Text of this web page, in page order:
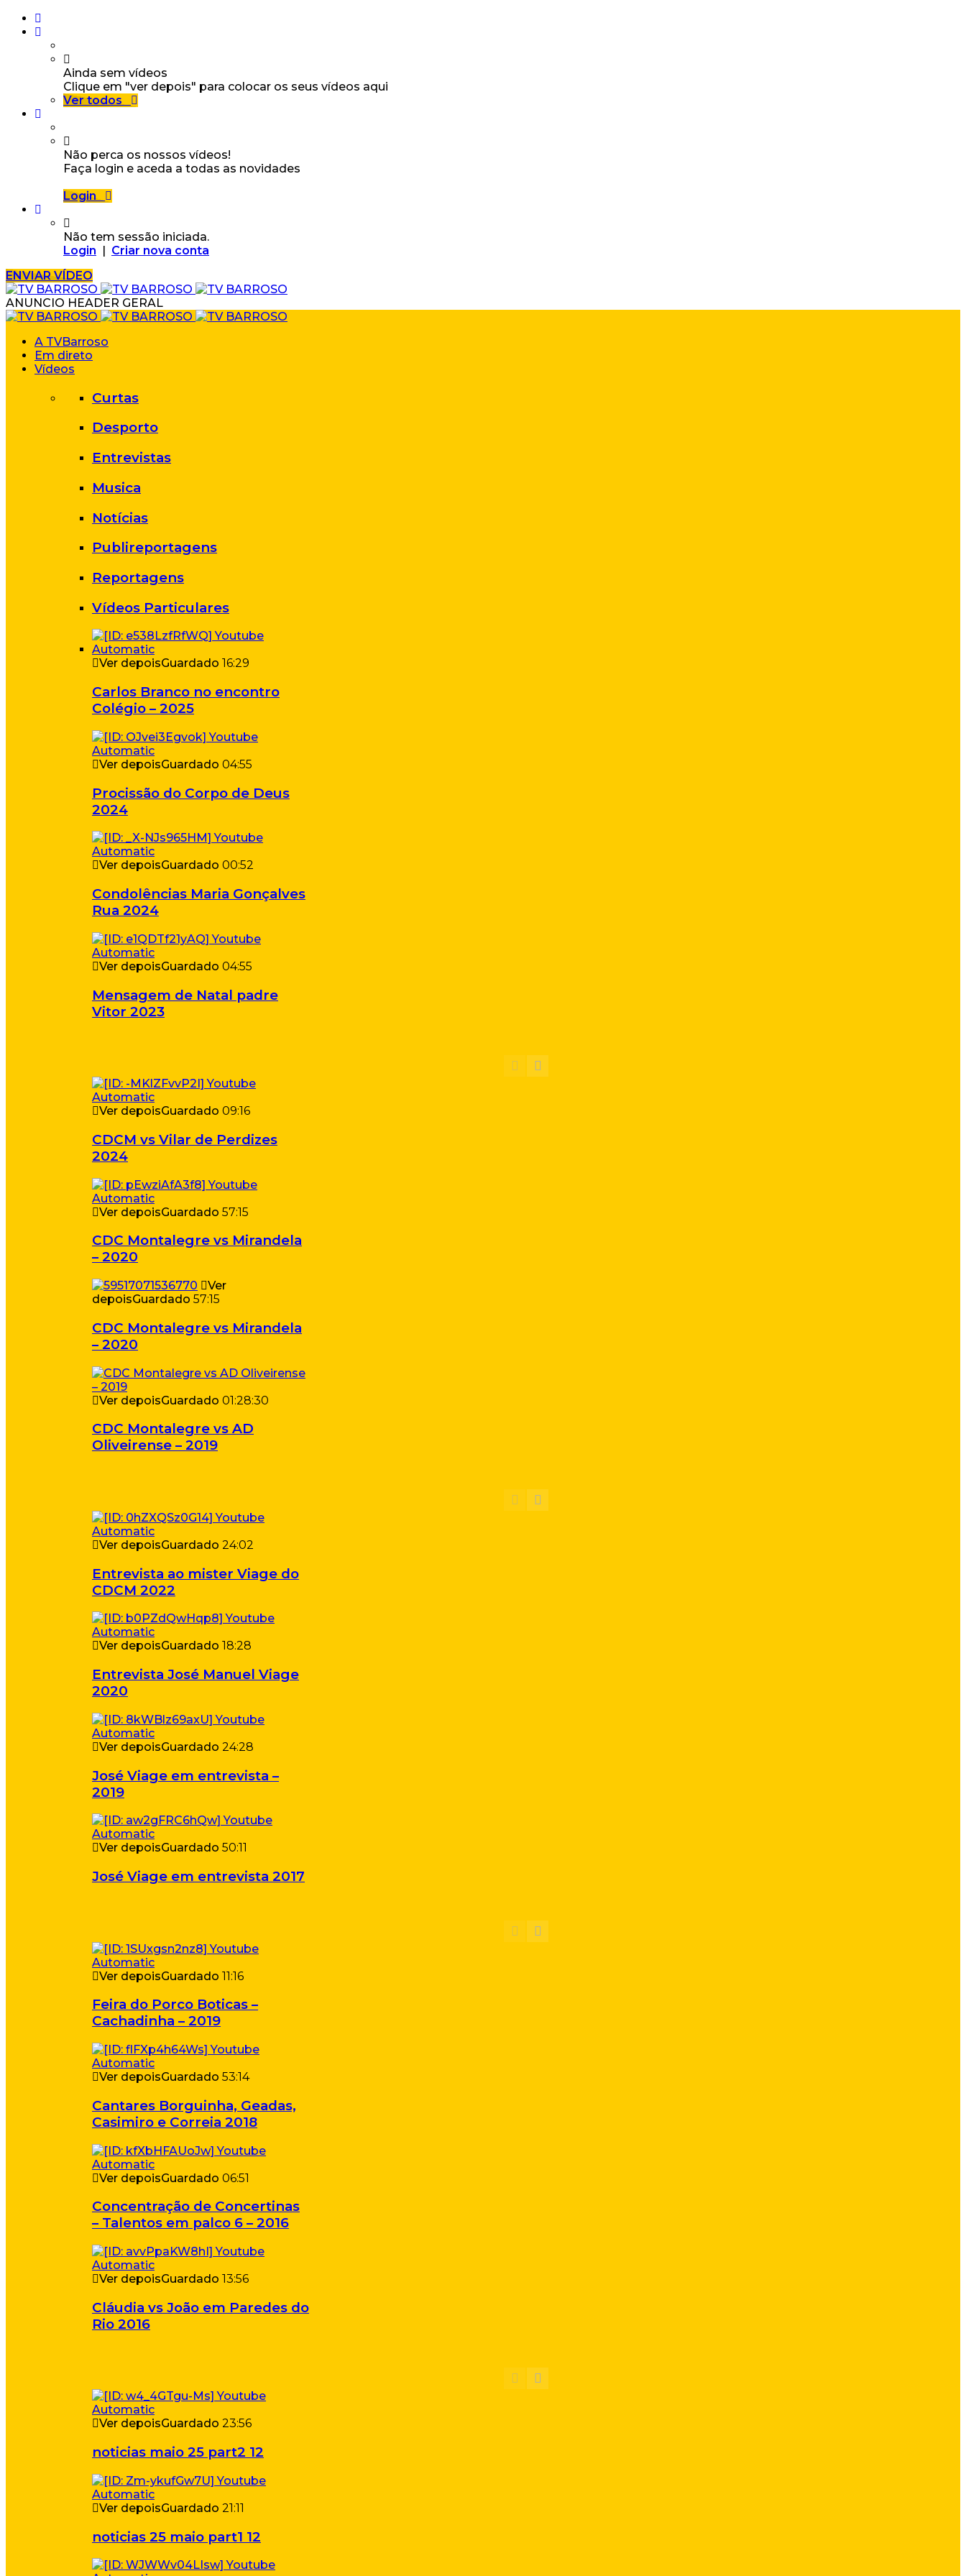
Ainda sem vídeos
Clique em "ver depois" para colocar os seus vídeos aqui
Ver todos
Não perca os nossos vídeos!
Faça login e aceda a todas as novidades
Login
Não tem sessão iniciada.
Login | Criar nova conta
ENVIAR VÍDEO
ANUNCIO HEADER GERAL
A TVBarroso
Em direto
Vídeos
Curtas
Desporto
Entrevistas
Musica
Notícias
Publireportagens
Reportagens
Vídeos Particulares
Ver depoisGuardado 16:29
Carlos Branco no encontro
Colégio – 2025
Ver depoisGuardado 04:55
Procissão do Corpo de Deus
2024
Ver depoisGuardado 00:52
Condolências Maria Gonçalves
Rua 2024
Ver depoisGuardado 04:55
Mensagem de Natal padre
Vitor 2023
Ver depoisGuardado 09:16
CDCM vs Vilar de Perdizes
2024
Ver depoisGuardado 57:15
CDC Montalegre vs Mirandela
– 2020
Ver
depoisGuardado 57:15
CDC Montalegre vs Mirandela
– 2020
Ver depoisGuardado 01:28:30
CDC Montalegre vs AD
Oliveirense – 2019
Ver depoisGuardado 24:02
Entrevista ao mister Viage do
CDCM 2022
Ver depoisGuardado 18:28
Entrevista José Manuel Viage
2020
Ver depoisGuardado 24:28
José Viage em entrevista –
2019
Ver depoisGuardado 50:11
José Viage em entrevista 2017
Ver depoisGuardado 11:16
Feira do Porco Boticas –
Cachadinha – 2019
Ver depoisGuardado 53:14
Cantares Borguinha, Geadas,
Casimiro e Correia 2018
Ver depoisGuardado 06:51
Concentração de Concertinas
– Talentos em palco 6 – 2016
Ver depoisGuardado 13:56
Cláudia vs João em Paredes do
Rio 2016
Ver depoisGuardado 23:56
noticias maio 25 part2 12
Ver depoisGuardado 21:11
noticias 25 maio part1 12